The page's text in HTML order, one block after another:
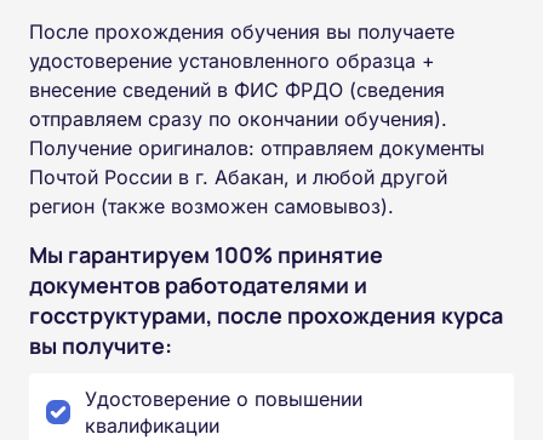
После прохождения обучения вы получаете
удостоверение установленного образца +
внесение сведений в ФИС ФРДО (сведения
отправляем сразу по окончании обучения).
Получение оригиналов: отправляем документы
Почтой России в г. Абакан, и любой другой
регион (также возможен самовывоз).
Мы гарантируем 100% принятие
документов работодателями и
госструктурами, после прохождения курса
вы получите:
Удостоверение о повышении
квалификации